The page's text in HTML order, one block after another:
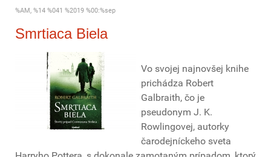
%AM, %14 %041 %2019 %00:%sep
Smrtiaca Biela
Vo svojej najnovšej knihe
prichádza Robert
Galbraith, čo je
pseudonym J. K.
Rowlingovej, autorky
čarodejníckeho sveta